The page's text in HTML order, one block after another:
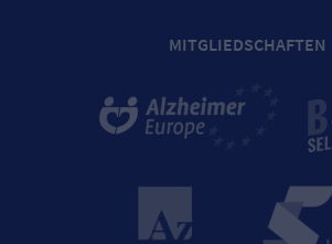
MITGLIEDSCHAFTEN